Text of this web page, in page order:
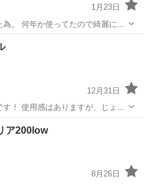
1月23日
麗に拭
どはあります。
ブル
12月31日
！ 使用感はありますが、じょう
ブル
ア200low
8月26日